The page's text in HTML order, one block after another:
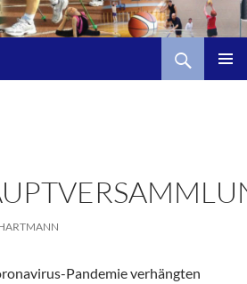
Pandemie verhängten